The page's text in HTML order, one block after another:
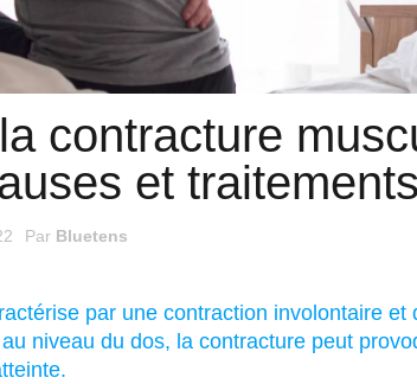
contracture
et traitements
Par Bluetens
par une contraction involontaire et
niveau du dos, la contracture peut